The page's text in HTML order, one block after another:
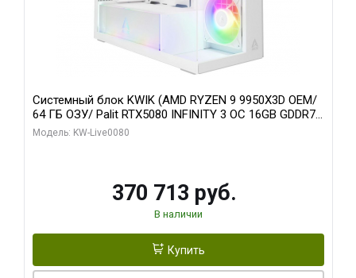
Системный блок KWIK (AMD RYZEN 9 9950X3D OEM/
64 ГБ ОЗУ/ Palit RTX5080 INFINITY 3 OC 16GB GDDR7
256bit 3xDP H/ 960 ГБ SSD)
Модель: KW-Live0080
370 713 руб.
В наличии
Купить